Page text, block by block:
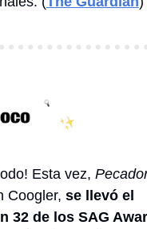
Esta vez,
Coogler, se llevó el
32 de los SAG